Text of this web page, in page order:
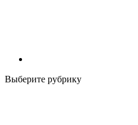
Выберите рубрику